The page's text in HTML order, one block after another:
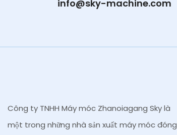
info@sky-machine.com
Công ty TNHH Máy móc Zhanoiagang Sky là
một trong những nhà sản xuất máy móc đóng